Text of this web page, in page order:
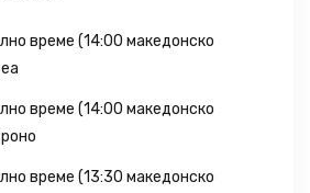
време (14:00 македонско
време (14:00 македонско
време (13:30 македонско